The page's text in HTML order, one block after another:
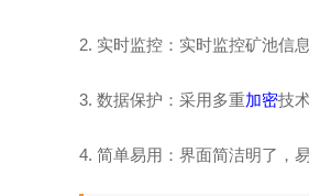
2. 实时监控：实时监控矿池信
3. 数据保护：采用多重加密技
4. 简单易用：界面简洁明了，